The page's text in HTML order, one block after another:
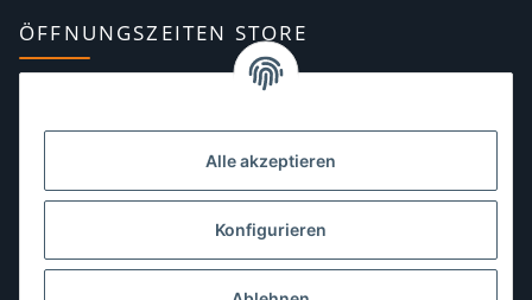
Alle akzeptieren
Konfigurieren
ÖFFNUNGSZEITEN STORE
10:00–13:00, 14:00–18:00 Uhr
Dienstag:10:00–13:00, 14:00–16:00 Uhr
10:00–13:00 Uhr
Freitag:10:00–13:00, 14:00–18:00 Uhr